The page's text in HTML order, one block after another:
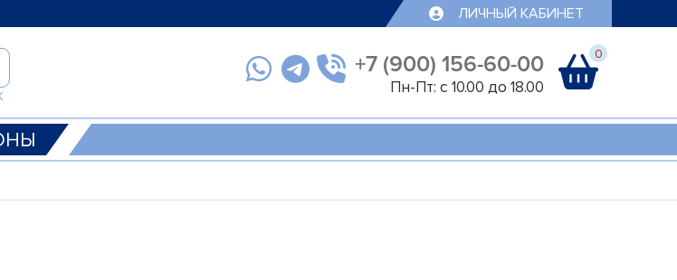
ЛИЧНЫЙ КАБИНЕТ
0
+7 (900) 156-60-00
Пн-Пт: с 10.00 до 18.00